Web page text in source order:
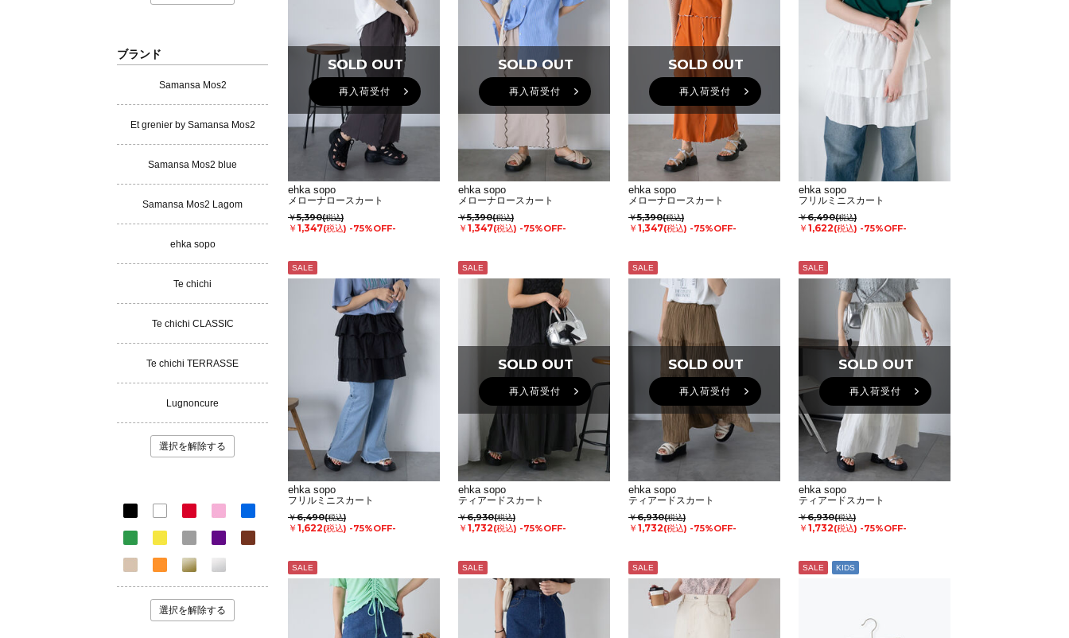
ブランド
Samansa Mos2
Et grenier by Samansa Mos2
Samansa Mos2 blue
Samansa Mos2 Lagom
ehka sopo
Te chichi
Te chichi CLASSIC
Te chichi TERRASSE
Lugnoncure
選択を解除する
選択を解除する
SOLD OUT
SOLD OUT
再入荷受付
ehka sopo
メローナロースカート
￥5,390(税込)
￥1,347(税込) -75%OFF-
SOLD OUT
SOLD OUT
再入荷受付
ehka sopo
メローナロースカート
￥5,390(税込)
￥1,347(税込) -75%OFF-
SOLD OUT
SOLD OUT
再入荷受付
ehka sopo
メローナロースカート
￥5,390(税込)
￥1,347(税込) -75%OFF-
ehka sopo
フリルミニスカート
￥6,490(税込)
￥1,622(税込) -75%OFF-
SALE
ehka sopo
フリルミニスカート
￥6,490(税込)
￥1,622(税込) -75%OFF-
SALE
SOLD OUT
SOLD OUT
再入荷受付
ehka sopo
ティアードスカート
￥6,930(税込)
￥1,732(税込) -75%OFF-
SALE
SOLD OUT
SOLD OUT
再入荷受付
ehka sopo
ティアードスカート
￥6,930(税込)
￥1,732(税込) -75%OFF-
SALE
SOLD OUT
SOLD OUT
再入荷受付
ehka sopo
ティアードスカート
￥6,930(税込)
￥1,732(税込) -75%OFF-
SALE SALE SALE SALE KIDS